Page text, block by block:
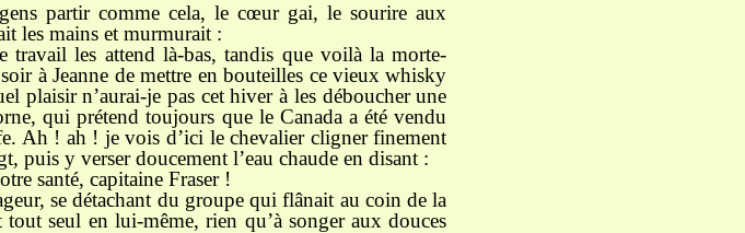
partir comme cela, le cœur gai, le sourire aux
les mains et murmurait :
les attend là-bas, tandis que voilà la morte-
à Jeanne de mettre en bouteilles ce vieux whisky
plaisir n’aurai-je pas cet hiver à les déboucher une
qui prétend toujours que le Canada a été vendu
Ah ! ah ! je vois d’ici le chevalier cligner finement
puis y verser doucement l’eau chaude en disant :
santé, capitaine Fraser !
se détachant du groupe qui flânait au coin de la
seul en lui-même, rien qu’à songer aux douces